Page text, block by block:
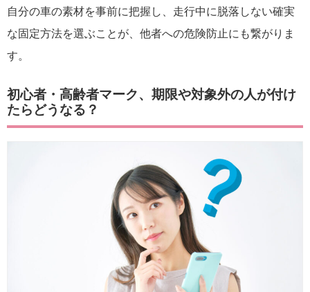
自分の車の素材を事前に把握し、走行中に脱落しない確実
な固定方法を選ぶことが、他者への危険防止にも繋がりま
す。
初心者・高齢者マーク、期限や対象外の人が付け
たらどうなる？